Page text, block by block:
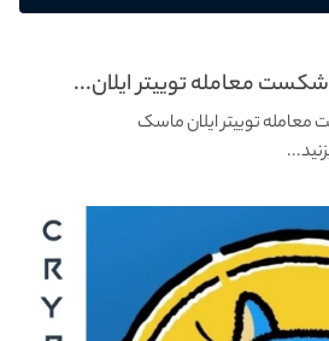
معامله توییتر ایلان...
توییتر ایلان ماسک